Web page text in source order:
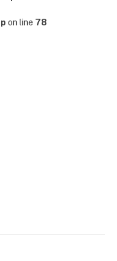
on line 78